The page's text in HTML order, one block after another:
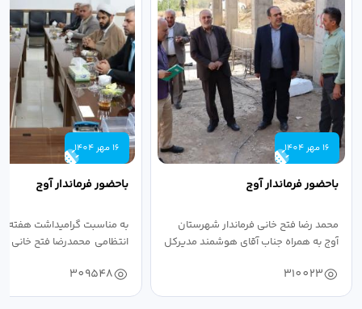
16 مهر 1404
باحضور فرماندار آوج
محمد رضا فتح خانی فرماندار شهرستان
آوج به همراه جناب آقای هوشمند مدیرکل
310023
16 مهر 1404
باحضور فرماندار آوج
به مناسبت گرامیداشت هفته
انتظامی محمدرضا فتح خانی
309548